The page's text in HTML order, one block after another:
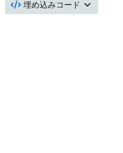
埋め込みコード